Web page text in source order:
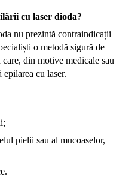
cu laser dioda?
nu prezintă contraindicații
o metodă sigură de
din motive medicale sau
epilarea cu laser.
pielii sau al mucoaselor,